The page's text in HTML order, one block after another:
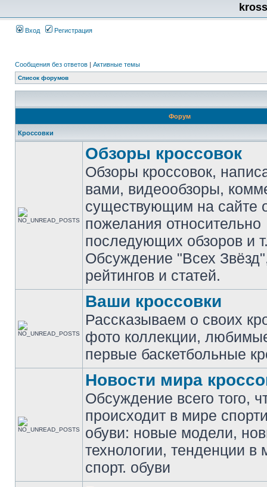
Вход Регистрация
Сообщения без ответов | Активные темы
Список форумов
Форум
Кроссовки
Обзоры кроссовок
Обзоры кроссовок,
вами, видеообзоры,
существующим на сайте
пожелания относительно
последующих обзоров и
Обсуждение "Всех
рейтингов и статей.
Ваши кроссовки
Рассказываем о своих
фото коллекции,
первые баскетбольные
Новости мира
Обсуждение всего того,
происходит в мире
обуви: новые модели,
технологии, тенденции в
спорт. обуви